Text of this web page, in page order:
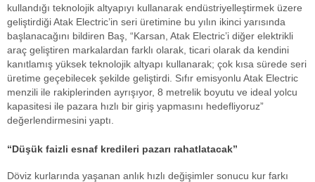
kullandığı teknolojik altyapıyı kullanarak endüstriyelleştirmek üzere
geliştirdiği Atak Electric’in seri üretimine bu yılın ikinci yarısında
başlanacağını bildiren Baş, “Karsan, Atak Electric’i diğer elektrikli
araç geliştiren markalardan farklı olarak, ticari olarak da kendini
kanıtlamış yüksek teknolojik altyapı kullanarak; çok kısa sürede seri
üretime geçebilecek şekilde geliştirdi. Sıfır emisyonlu Atak Electric
menzili ile rakiplerinden ayrışıyor, 8 metrelik boyutu ve ideal yolcu
kapasitesi ile pazara hızlı bir giriş yapmasını hedefliyoruz”
değerlendirmesini yaptı.
“Düşük faizli esnaf kredileri pazarı rahatlatacak”
Döviz kurlarında yaşanan anlık hızlı değişimler sonucu kur farkı